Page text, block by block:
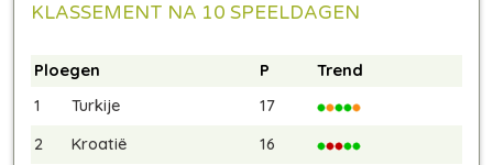
KLASSEMENT NA 10 SPEELDAGEN
Ploegen P
Trend
1
Turkije
17
2
Kroatië
16